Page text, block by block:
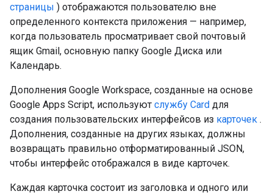
страницы ) отображаются пользователю вне
определенного контекста приложения — например,
когда пользователь просматривает свой почтовый
ящик Gmail, основную папку Google Диска или
Календарь.
Дополнения Google Workspace, созданные на основе
Google Apps Script, используют службу Card для
создания пользовательских интерфейсов из карточек .
Дополнения, созданные на других языках, должны
возвращать правильно отформатированный JSON,
чтобы интерфейс отображался в виде карточек.
Каждая карточка состоит из заголовка и одного или